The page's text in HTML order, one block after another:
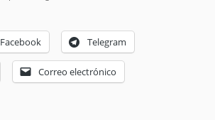
Facebook Telegram
Correo electrónico